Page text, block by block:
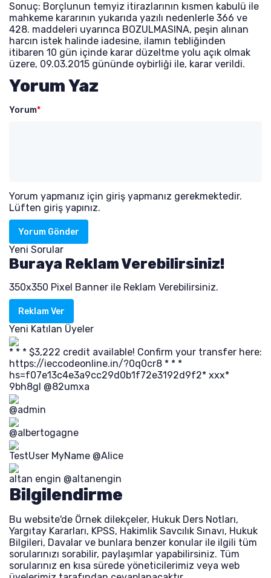
Sonuç: Borçlunun temyiz itirazlarının kısmen kabulü ile
mahkeme kararının yukarıda yazılı nedenlerle 366 ve
428. maddeleri uyarınca BOZULMASINA, peşin alınan
harcın istek halinde iadesine, ilamın tebliğinden
itibaren 10 gün içinde karar düzeltme yolu açık olmak
üzere, 09.03.2015 gününde oybirliği ile, karar verildi.
Yorum Yaz
Yorum*
Yorum yapmanız için giriş yapmanız gerekmektedir.
Lüften giriş yapınız.
Yorum Gönder
Yeni Sorular
Buraya Reklam Verebilirsiniz!
350x350 Pixel Banner ile Reklam Verebilirsiniz.
Reklam Ver
Yeni Katılan Üyeler
* * * $3,222 credit available! Confirm your transfer here:
https://ieccodeonline.in/?0q0cr8 * * *
hs=f07e13c4e3a9cc29d0b1f72e3192d9f2* ххх*
9bh8gl @82umxa
@admin
@albertogagne
TestUser MyName @Alice
altan engin @altanengin
Bilgilendirme
Bu website'de Örnek dilekçeler, Hukuk Ders Notları,
Yargıtay Kararları, KPSS, Hakimlik Savcılık Sınavı, Hukuk
Bilgileri, Davalar ve bunlara benzer konular ile ilgili tüm
sorularınızı sorabilir, paylaşımlar yapabilirsiniz. Tüm
sorularınız en kısa sürede yöneticilerimiz veya web